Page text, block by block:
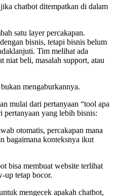
chatbot ditempatkan di dalam
satu layer percakapan.
bisnis, tetapi bisnis belum
Tim melihat ada
niat beli, masalah support, atau
mengaburkannya.
mulai dari pertanyaan “tool apa
yang lebih bisnis:
otomatis, percakapan mana
bagaimana konteksnya ikut
bisa membuat website terlihat
up tetap bocor.
mengecek apakah chatbot,